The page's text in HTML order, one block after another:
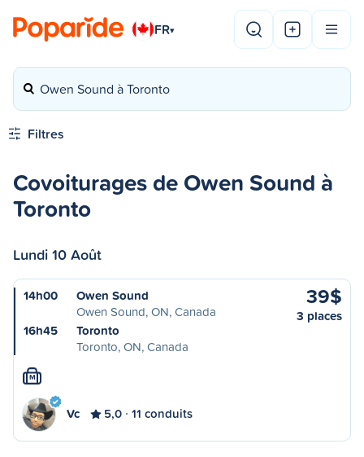
FR▾
Owen Sound à Toronto
Filtres
Covoiturages de Owen Sound à
Toronto
Lundi 10 Août
14h00
Owen Sound
Owen Sound, ON, Canada
16h45
Toronto
Toronto, ON, Canada
39$
3 places
M
Vc 5,0 11 conduits